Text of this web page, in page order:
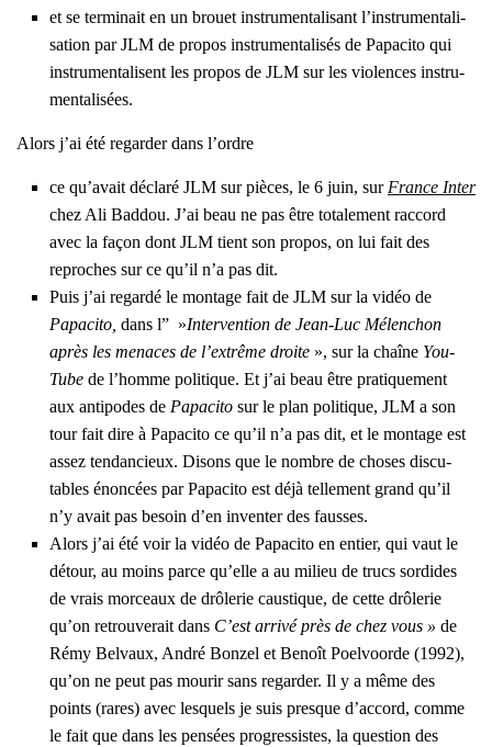
et se ter­mi­nait en un brouet ins­tru­men­ta­li­sant l’ins­tru­men­ta­li­
sa­tion par JLM de pro­pos ins­tru­men­ta­li­sés de Papa­ci­to qui
ins­tru­men­ta­lisent les pro­pos de JLM sur les vio­lences ins­tru­
men­ta­li­sées.
Alors j’ai été regar­der dans l’ordre
ce qu’a­vait décla­ré JLM sur pièces, le 6 juin, surFrance Inter
chez Ali Bad­dou. J’ai beau ne pas être tota­le­ment rac­cord
avec la façon dont JLM tient son pro­pos, on lui fait des
reproches sur ce qu’il n’a pas dit.
Puis j’ai regar­dé le mon­tage fait de JLM sur la vidéo de
Papa­ci­to, dans l” »Inter­ven­tion de Jean-Luc Mélen­chon
après les menaces de l’ex­trême droite », sur la chaîne You­
Tube de l’homme poli­tique. Et j’ai beau être pra­ti­que­ment
aux anti­podes de Papa­ci­to sur le plan poli­tique, JLM a son
tour fait dire à Papa­ci­to ce qu’il n’a pas dit, et le mon­tage est
assez ten­dan­cieux. Disons que le nombre de choses dis­cu­
tables énon­cées par Papa­ci­to est déjà tel­le­ment grand qu’il
n’y avait pas besoin d’en inven­ter des fausses.
Alors j’ai été voir la vidéo de Papa­ci­to en entier, qui vaut le
détour, au moins parce qu’elle a au milieu de trucs sor­dides
de vrais mor­ceaux de drô­le­rie caus­tique, de cette drô­le­rie
qu’on retrou­ve­rait dans C’est arri­vé près de chez vous » de
Rémy Bel­vaux, André Bon­zel et Benoît Poel­voorde (1992),
qu’on ne peut pas mou­rir sans regar­der. Il y a même des
points (rares) avec les­quels je suis presque d’ac­cord, comme
le fait que dans les pen­sées pro­gres­sistes, la ques­tion des